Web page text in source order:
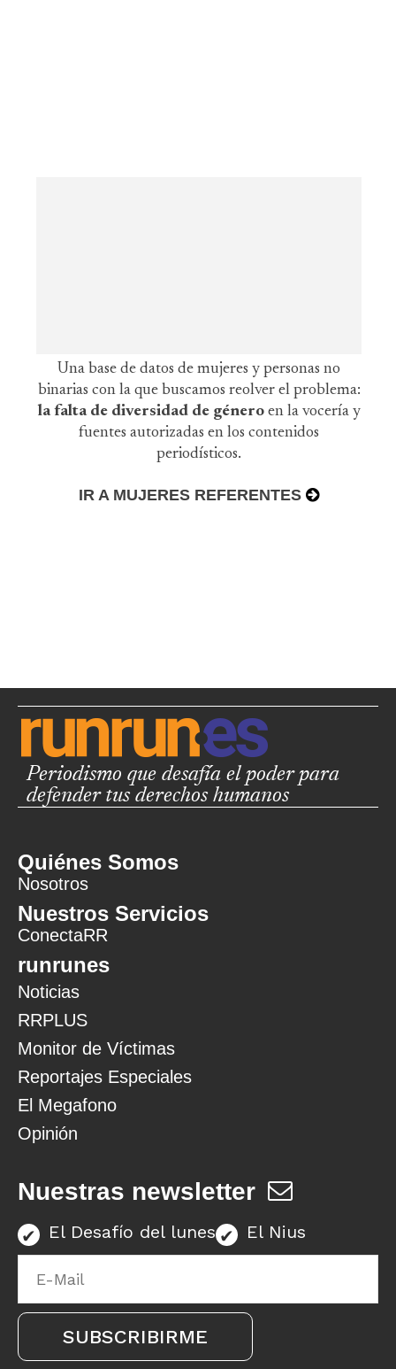
Una base de datos de mujeres y personas no
binarias con la que buscamos reolver el problema:
la falta de diversidad de género en la vocería y
fuentes autorizadas en los contenidos
periodísticos.
IR A MUJERES REFERENTES
Periodismo que desafía el poder para
defender tus derechos humanos
Quiénes Somos
Nosotros
Nuestros Servicios
ConectaRR
runrunes
Noticias
RRPLUS
Monitor de Víctimas
Reportajes Especiales
El Megafono
Opinión
Nuestras newsletter
El Desafío del lunes El Nius